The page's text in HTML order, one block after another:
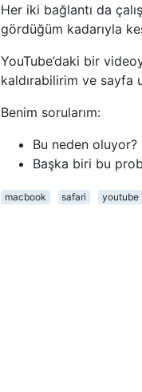
Her iki bağlantı da
gördüğüm kadarıyla
YouTube’daki bir
kaldırabilirim ve sayfa
Benim sorularım:
Bu neden oluyor?
Başka biri bu
macbook safari youtube